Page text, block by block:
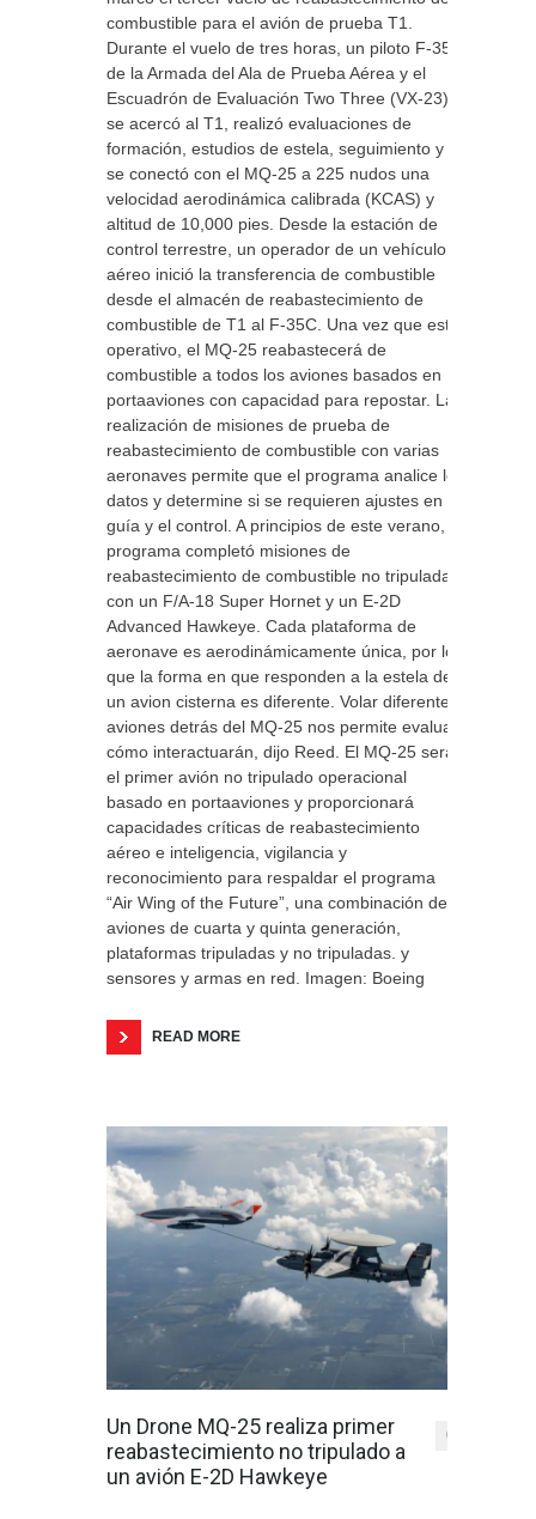
combustible para el avión de prueba T1.
Durante el vuelo de tres horas, un piloto F-35C
de la Armada del Ala de Prueba Aérea y el
Escuadrón de Evaluación Two Three (VX-23)
se acercó al T1, realizó evaluaciones de
formación, estudios de estela, seguimiento y
se conectó con el MQ-25 a 225 nudos una
velocidad aerodinámica calibrada (KCAS) y
altitud de 10,000 pies. Desde la estación de
control terrestre, un operador de un vehículo
aéreo inició la transferencia de combustible
desde el almacén de reabastecimiento de
combustible de T1 al F-35C. Una vez que esté
operativo, el MQ-25 reabastecerá de
combustible a todos los aviones basados ​​en
portaaviones con capacidad para repostar. La
realización de misiones de prueba de
reabastecimiento de combustible con varias
aeronaves permite que el programa analice los
datos y determine si se requieren ajustes en la
guía y el control. A principios de este verano, el
programa completó misiones de
reabastecimiento de combustible no tripuladas
con un F/A-18 Super Hornet y un E-2D
Advanced Hawkeye. Cada plataforma de
aeronave es aerodinámicamente única, por lo
que la forma en que responden a la estela de
un avion cisterna es diferente. Volar diferentes
aviones detrás del MQ-25 nos permite evaluar
cómo interactuarán, dijo Reed. El MQ-25 será
el primer avión no tripulado operacional
basado en portaaviones y proporcionará
capacidades críticas de reabastecimiento
aéreo e inteligencia, vigilancia y
reconocimiento para respaldar el programa
“Air Wing of the Future”, una combinación de
aviones de cuarta y quinta generación,
plataformas tripuladas y no tripuladas. y
sensores y armas en red. Imagen: Boeing
READ MORE
Un Drone MQ-25 realiza primer
reabastecimiento no tripulado a
un avión E-2D Hawkeye
0